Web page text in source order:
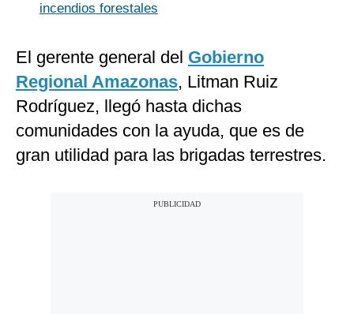
incendios forestales
El gerente general del Gobierno
Regional Amazonas, Litman Ruiz
Rodríguez, llegó hasta dichas
comunidades con la ayuda, que es de
gran utilidad para las brigadas terrestres.